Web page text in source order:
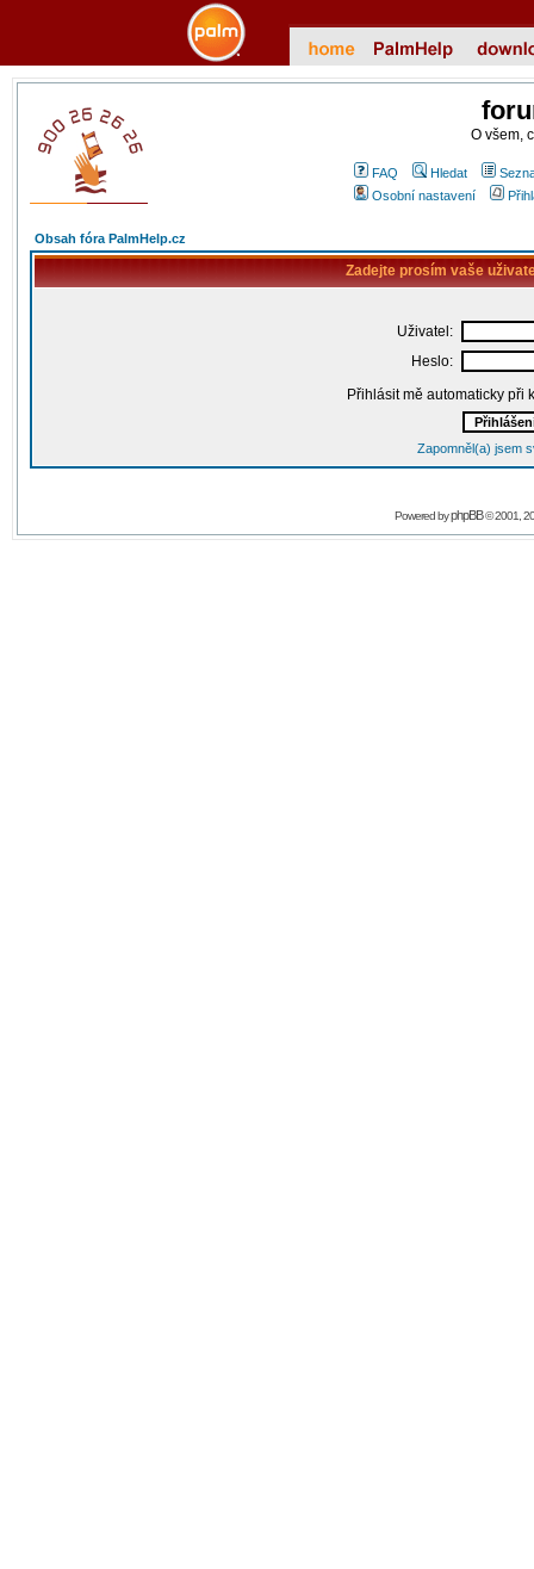
O všem,
FAQ Hledat
Osobní nastavení
Obsah fóra PalmHelp.cz
Zadejte prosím vaše
Uživatel:
Heslo:
Přihlásit mě automaticky při
Zapomněl(a) jsem
Powered byphpBB© 2001,